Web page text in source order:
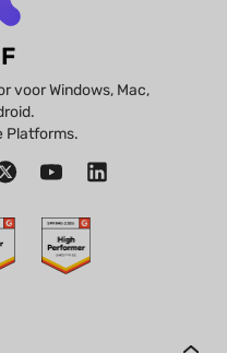
voor Windows, Mac,
Platforms.